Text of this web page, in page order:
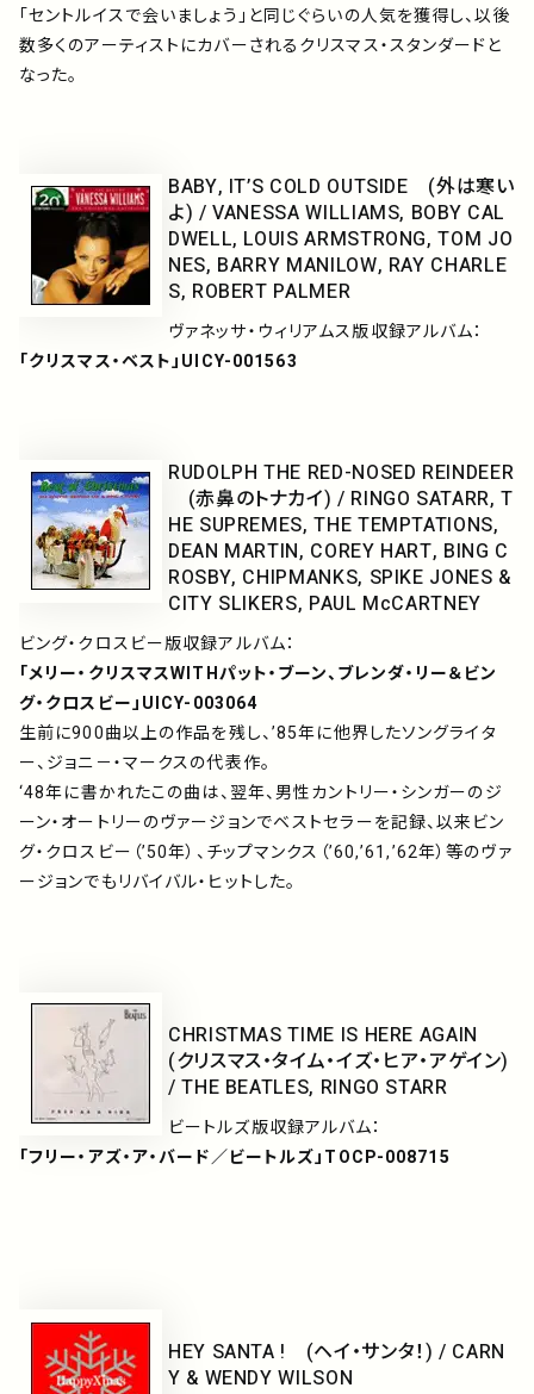
「セントルイスで会いましょう」と同じぐらいの人気を獲得し、以後
数多くのアーティストにカバーされるクリスマス・スタンダードと
なった。
BABY, IT’S COLD OUTSIDE (外は寒い
よ) / VANESSA WILLIAMS, BOBY CAL
DWELL, LOUIS ARMSTRONG, TOM JO
NES, BARRY MANILOW, RAY CHARLE
S, ROBERT PALMER
ヴァネッサ・ウィリアムス版収録アルバム：
「クリスマス・ベスト」UICY-001563
RUDOLPH THE RED-NOSED REINDEER
(赤鼻のトナカイ) / RINGO SATARR, T
HE SUPREMES, THE TEMPTATIONS,
DEAN MARTIN, COREY HART, BING C
ROSBY, CHIPMANKS, SPIKE JONES &
CITY SLIKERS, PAUL McCARTNEY
ビング・クロスビー版収録アルバム：
「メリー・クリスマスWITHパット・ブーン、ブレンダ・リー＆ビン
グ・クロスビー」UICY-003064
生前に900曲以上の作品を残し、’85年に他界したソングライタ
ー、ジョニ－・マークスの代表作。
‘48年に書かれたこの曲は、翌年、男性カントリー・シンガーのジ
ーン・オートリーのヴァージョンでベストセラーを記録、以来ビン
グ・クロスビー（’50年）、チップマンクス（’60,’61,’62年）等のヴァ
ージョンでもリバイバル・ヒットした。
CHRISTMAS TIME IS HERE AGAIN
(クリスマス・タイム・イズ・ヒア・アゲイン)
/ THE BEATLES, RINGO STARR
ビートルズ版収録アルバム：
「フリー・アズ・ア・バード／ビートルズ」TOCP-008715
HEY SANTA ! (ヘイ・サンタ！) / CARN
Y & WENDY WILSON